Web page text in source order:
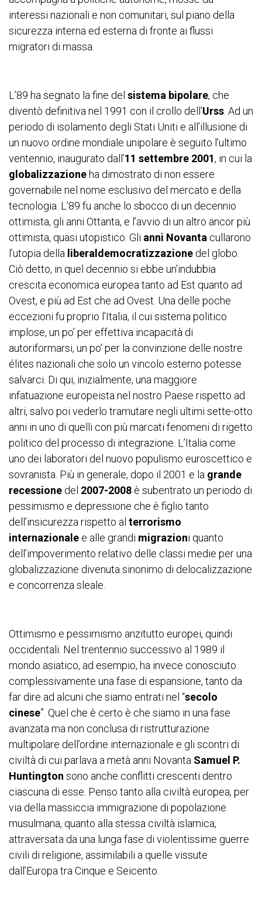
interessi nazionali e non comunitari, sul piano della
sicurezza interna ed esterna di fronte ai flussi
migratori di massa.
L’89 ha segnato la fine del sistema bipolare, che
diventò definitiva nel 1991 con il crollo dell’Urss . Ad un
periodo di isolamento degli Stati Uniti e all’illusione di
un nuovo ordine mondiale unipolare è seguito l’ultimo
ventennio, inaugurato dall’11 settembre 2001, in cui la
globalizzazione ha dimostrato di non essere
governabile nel nome esclusivo del mercato e della
tecnologia. L’89 fu anche lo sbocco di un decennio
ottimista, gli anni Ottanta, e l’avvio di un altro ancor più
ottimista, quasi utopistico. Gli anni Novanta cullarono
l’utopia della liberaldemocratizzazione del globo.
Ciò detto, in quel decennio si ebbe un’indubbia
crescita economica europea tanto ad Est quanto ad
Ovest, e più ad Est che ad Ovest. Una delle poche
eccezioni fu proprio l’Italia, il cui sistema politico
implose, un po’ per effettiva incapacità di
autoriformarsi, un po’ per la convinzione delle nostre
élites nazionali che solo un vincolo esterno potesse
salvarci. Di qui, inizialmente, una maggiore
infatuazione europeista nel nostro Paese rispetto ad
altri, salvo poi vederlo tramutare negli ultimi sette-otto
anni in uno di quelli con più marcati fenomeni di rigetto
politico del processo di integrazione. L’Italia come
uno dei laboratori del nuovo populismo euroscettico e
sovranista. Più in generale, dopo il 2001 e la grande
recessione del 2007-2008 è subentrato un periodo di
pessimismo e depressione che è figlio tanto
dell’insicurezza rispetto al terrorismo
internazionale e alle grandi migrazioni quanto
dell’impoverimento relativo delle classi medie per una
globalizzazione divenuta sinonimo di delocalizzazione
e concorrenza sleale.
Ottimismo e pessimismo anzitutto europei, quindi
occidentali. Nel trentennio successivo al 1989 il
mondo asiatico, ad esempio, ha invece conosciuto
complessivamente una fase di espansione, tanto da
far dire ad alcuni che siamo entrati nel “secolo
cinese”. Quel che è certo è che siamo in una fase
avanzata ma non conclusa di ristrutturazione
multipolare dell’ordine internazionale e gli scontri di
civiltà di cui parlava a metà anni Novanta Samuel P.
Huntington sono anche conflitti crescenti dentro
ciascuna di esse. Penso tanto alla civiltà europea, per
via della massiccia immigrazione di popolazione
musulmana, quanto alla stessa civiltà islamica,
attraversata da una lunga fase di violentissime guerre
civili di religione, assimilabili a quelle vissute
dall’Europa tra Cinque e Seicento.